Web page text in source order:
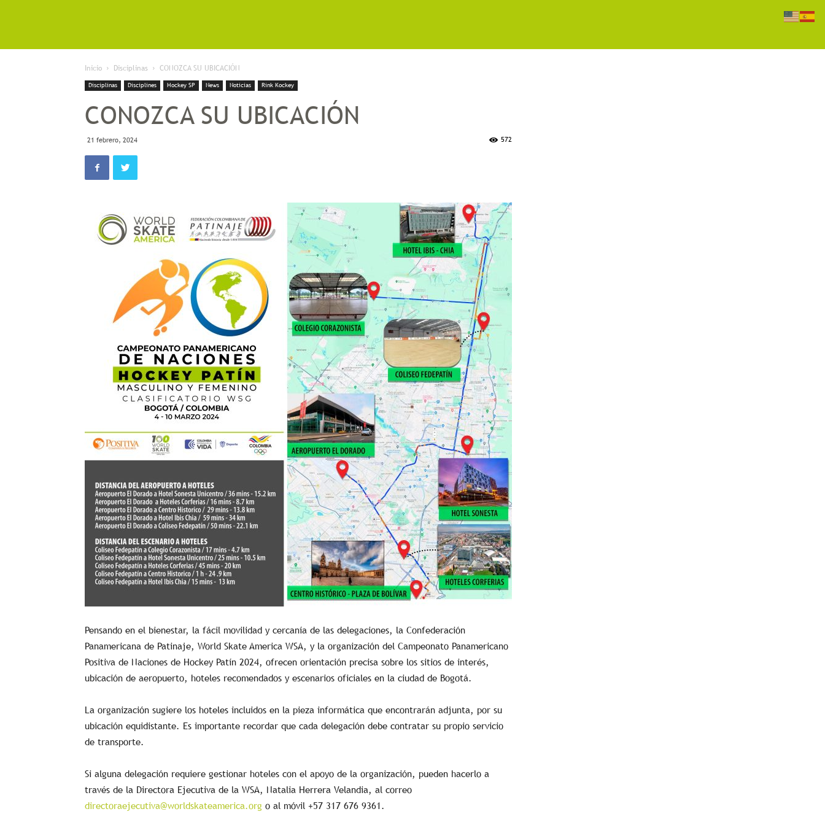
Inicio Disciplinas CONOZCA SU UBICACIÓN
Disciplinas Disciplines Hockey SP News Noticias Rink Kockey
CONOZCA SU UBICACIÓN
21 febrero, 2024 572
Pensando en el bienestar, la fácil movilidad y cercanía de las delegaciones, la Confederación
Panamericana de Patinaje, World Skate America WSA, y la organización del Campeonato Panamericano
Positiva de Naciones de Hockey Patín 2024, ofrecen orientación precisa sobre los sitios de interés,
ubicación de aeropuerto, hoteles recomendados y escenarios oficiales en la ciudad de Bogotá.
La organización sugiere los hoteles incluidos en la pieza informática que encontrarán adjunta, por su
ubicación equidistante. Es importante recordar que cada delegación debe contratar su propio servicio
de transporte.
Si alguna delegación requiere gestionar hoteles con el apoyo de la organización, pueden hacerlo a
través de la Directora Ejecutiva de la WSA, Natalia Herrera Velandia, al correo
directoraejecutiva@worldskateamerica.org o al móvil +57 317 676 9361.